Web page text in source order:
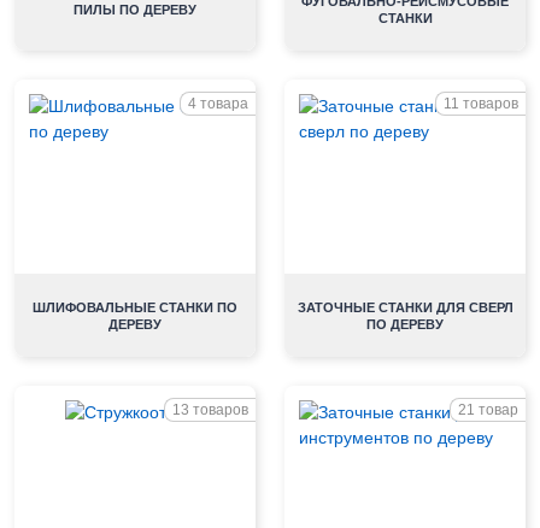
ПИЛЫ ПО ДЕРЕВУ
СТАНКИ
4 товара
ШЛИФОВАЛЬНЫЕ СТАНКИ ПО
ДЕРЕВУ
11 товаров
ЗАТОЧНЫЕ СТАНКИ ДЛЯ СВЕРЛ
ПО ДЕРЕВУ
13 товаров 21 товар